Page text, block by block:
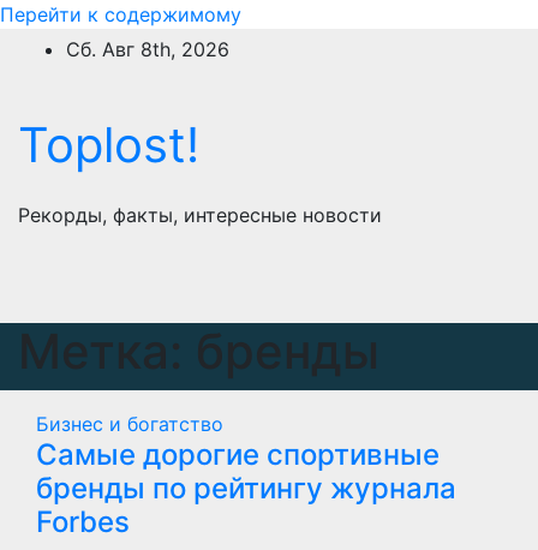
Перейти к содержимому
Сб. Авг 8th, 2026
Toplost!
Рекорды, факты, интересные новости
Метка: бренды
Бизнес и богатство
Самые дорогие спортивные
бренды по рейтингу журнала
Forbes